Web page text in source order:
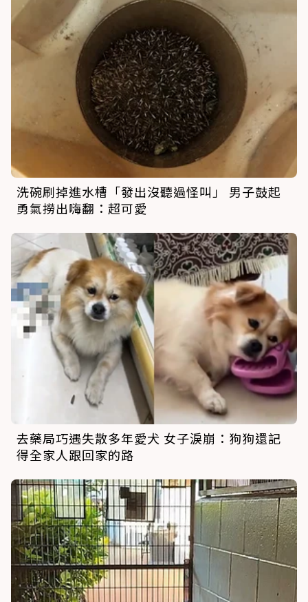
洗碗刷掉進水槽「發出沒聽過怪叫」 男子鼓起
勇氣撈出嗨翻：超可愛
去藥局巧遇失散多年愛犬 女子淚崩：狗狗還記
得全家人跟回家的路